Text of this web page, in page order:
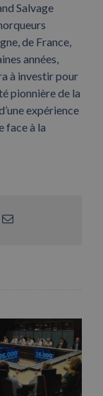
Salvage
de France,
années,
à investir pour
pionnière de la
expérience
face à la
Email